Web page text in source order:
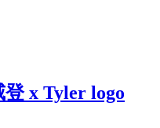
x Tyler logo